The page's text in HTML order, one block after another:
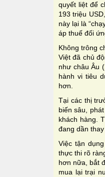
quyết liệt để
193 triệu
này lại là
áp thuế đối
Không trông
Việt đã chủ
như châu Âu
hành vi tiêu
hơn.
Tại các thị
biến sâu,
khách hàng.
đang dần
Việc tận
thực thi rõ
hơn nữa, bắt
mua lại trại